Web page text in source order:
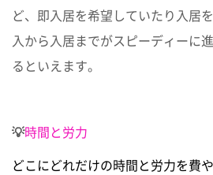
ど、即入居を希望していたり入居
入から入居までがスピーディーに
るといえます。
💡時間と労力
どこにどれだけの時間と労力を費